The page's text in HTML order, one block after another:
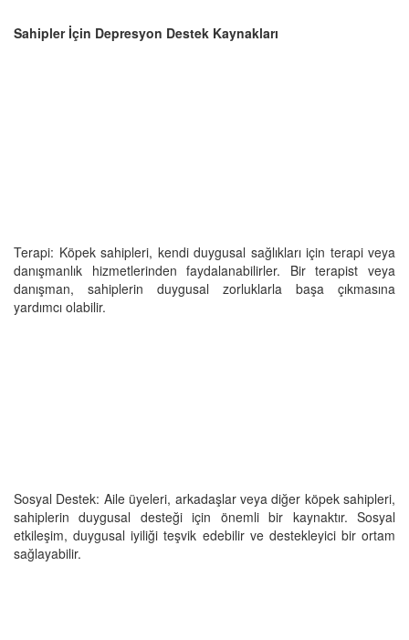
Sahipler İçin Depresyon Destek Kaynakları
Terapi: Köpek sahipleri, kendi duygusal sağlıkları için terapi veya
danışmanlık hizmetlerinden faydalanabilirler. Bir terapist veya
danışman, sahiplerin duygusal zorluklarla başa çıkmasına
yardımcı olabilir.
Sosyal Destek: Aile üyeleri, arkadaşlar veya diğer köpek sahipleri,
sahiplerin duygusal desteği için önemli bir kaynaktır. Sosyal
etkileşim, duygusal iyiliği teşvik edebilir ve destekleyici bir ortam
sağlayabilir.